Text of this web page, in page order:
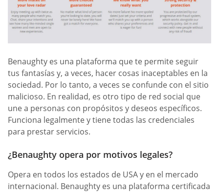
Benaughty es una plataforma que te permite seguir
tus fantasías y, a veces, hacer cosas inaceptables en la
sociedad. Por lo tanto, a veces se confunde con el sitio
malicioso. En realidad, es otro tipo de red social que
une a personas con propósitos y deseos específicos.
Funciona legalmente y tiene todas las credenciales
para prestar servicios.
¿Benaughty opera por motivos legales?
Opera en todos los estados de USA y en el mercado
internacional. Benaughty es una plataforma certificada